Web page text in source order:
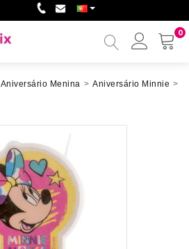
0
Minha
Aniversário Menina > Aniversário Minnie >